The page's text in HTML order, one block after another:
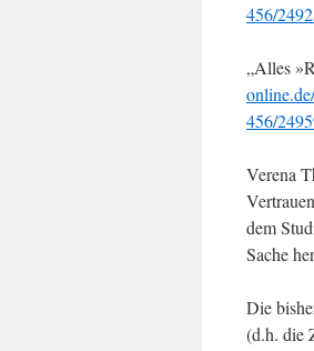
456/
„Alles
456/
Verena
dem
Sache
Die
(d.h. die